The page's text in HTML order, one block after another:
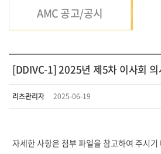
AMC 공고/공시
[DDIVC-1] 2025년 제5차 이사회 의
리츠관리자 2025-06-19
자세한 사항은 첨부 파일을 참고하여 주시기